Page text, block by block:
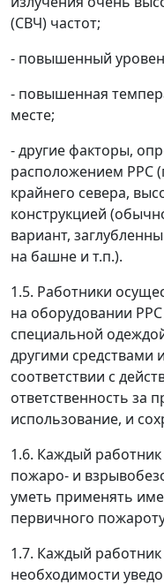
(СВЧ) частот;
- повышенный
- повышенная
месте;
- другие факторы,
расположением РРС
крайнего севера,
конструкцией
вариант,
на башне и т.п.).
1.5. Работники
на оборудовании
специальной
другими средствами
соответствии с
ответственность за
использование, и
1.6. Каждый
пожаро- и
уметь применять
первичного
1.7. Каждый
необходимости